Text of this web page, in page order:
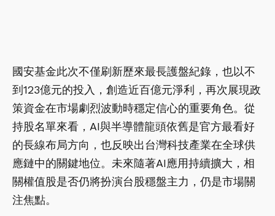
國安基金此次不僅刷新歷來最長護盤紀錄，也以不
到123億元的投入，創造近百億元淨利，再次展現政
策資金在市場劇烈波動時穩定信心的重要角色。從
持股名單來看，AI與半導體龍頭依舊是官方最看好
的長線布局方向，也反映出台灣科技產業在全球供
應鏈中的關鍵地位。未來隨著AI應用持續擴大，相
關權值股是否仍將扮演台股穩盤主力，仍是市場關
注焦點。